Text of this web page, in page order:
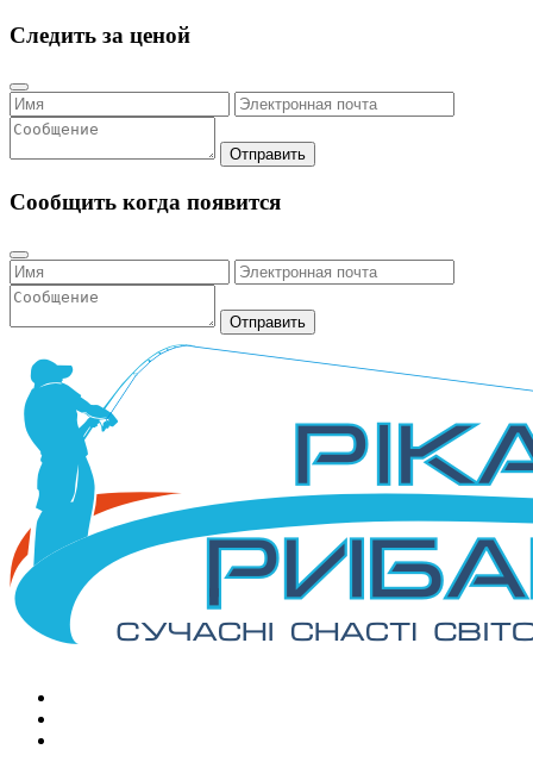
Следить за ценой
Отправить
Сообщить когда появится
Отправить